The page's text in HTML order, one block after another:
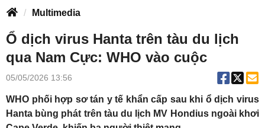
Multimedia
Ổ dịch virus Hanta trên tàu du lịch
qua Nam Cực: WHO vào cuộc
05/05/2026 13:56
WHO phối hợp sơ tán y tế khẩn cấp sau khi ổ dịch virus
Hanta bùng phát trên tàu du lịch MV Hondius ngoài khơi